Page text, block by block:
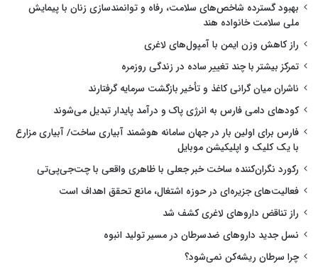
بهبود گسترده شاخص‌های سلامت، رفاه و توانمندسازی زنان با پیمایش
ملی سلامت خانواده هند
راز کاهش وزن ایمن با آمپول‌های لاغری
تمرکز بیشتر با چند تغییر ساده در زندگی روزمره
ناشران میان گرانی کاغذ و تأخیر بازگشت سرمایه گرفتارند
کودهای دامی فارس به انرژی پاک و درآمد پایدار تبدیل می‌شوند
فارس برای اولین بار در جهان سامانه هوشمند آبیاری ساخت/ آبیاری مزارع
با یک کلیک و اپلیکیشن موبایل
رکورد نگران‌کننده ساخت خبر جعلی با ظاهری واقعی با چت‌جی‌پی‌تی
فعالیت‌های جزیره‌ای در حوزه اشتغال، مانع تحقق اهداف است
راز تناقض داروهای لاغری کشف شد
نسل جدید داروهای ضدسرطان در مسیر تولید انبوه
چرا سرطان ریشه‌کن نمی‌شود؟